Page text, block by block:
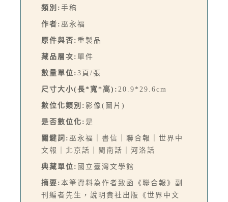
類別: 手稿
作者: 巫永福
原件與否: 重製品
藏品層次: 單件
數量單位: 3頁/張
尺寸大小(長*寬*高): 20.9*29.6cm
數位化類別: 影像(圖片)
是否數位化: 是
關鍵詞: 巫永福｜書信｜聯合報｜世界中
文報｜北京話｜閩南話｜河洛話
典藏單位: 國立臺灣文學館
摘要: 本筆資料為作者致函《聯合報》副
刊編者先生，說明貴社出版《世界中文